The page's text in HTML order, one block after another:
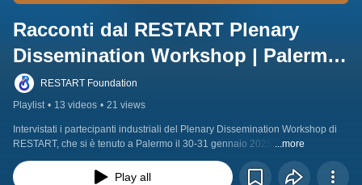
Racconti dal RESTART Plenary
Dissemination Workshop | Palermo
2025RESTART Foundation
Playlist • 13 videos • 21 views
Intervistati i partecipanti industriali del Plenary Dissemination Workshop di
RESTART, che si è tenuto a Palermo il 30-31 gennaio 2025. ...more
Play all